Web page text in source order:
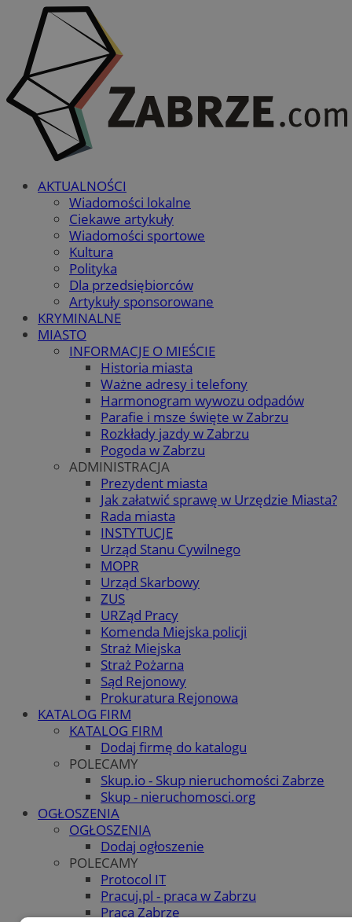
AKTUALNOŚCI
Wiadomości lokalne
Ciekawe artykuły
Wiadomości sportowe
Kultura
Polityka
Dla przedsiębiorców
Artykuły sponsorowane
KRYMINALNE
MIASTO
INFORMACJE O MIEŚCIE
Historia miasta
Ważne adresy i telefony
Harmonogram wywozu odpadów
Parafie i msze święte w Zabrzu
Rozkłady jazdy w Zabrzu
Pogoda w Zabrzu
ADMINISTRACJA
Prezydent miasta
Jak załatwić sprawę w Urzędzie Miasta?
Rada miasta
INSTYTUCJE
Urząd Stanu Cywilnego
MOPR
Urząd Skarbowy
ZUS
URZąd Pracy
Komenda Miejska policji
Straż Miejska
Straż Pożarna
Sąd Rejonowy
Prokuratura Rejonowa
KATALOG FIRM
KATALOG FIRM
Dodaj firmę do katalogu
POLECAMY
Skup.io - Skup nieruchomości Zabrze
Skup - nieruchomosci.org
OGŁOSZENIA
OGŁOSZENIA
Dodaj ogłoszenie
POLECAMY
Protocol IT
Pracuj.pl - praca w Zabrzu
Praca Zabrze